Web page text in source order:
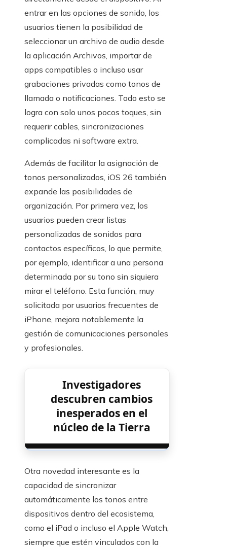
entrar en las opciones de sonido, los
usuarios tienen la posibilidad de
seleccionar un archivo de audio desde
la aplicación Archivos, importar de
apps compatibles o incluso usar
grabaciones privadas como tonos de
llamada o notificaciones. Todo esto se
logra con solo unos pocos toques, sin
requerir cables, sincronizaciones
complicadas ni software extra.
Además de facilitar la asignación de
tonos personalizados, iOS 26 también
expande las posibilidades de
organización. Por primera vez, los
usuarios pueden crear listas
personalizadas de sonidos para
contactos específicos, lo que permite,
por ejemplo, identificar a una persona
determinada por su tono sin siquiera
mirar el teléfono. Esta función, muy
solicitada por usuarios frecuentes de
iPhone, mejora notablemente la
gestión de comunicaciones personales
y profesionales.
Investigadores
descubren cambios
inesperados en el
núcleo de la Tierra
Otra novedad interesante es la
capacidad de sincronizar
automáticamente los tonos entre
dispositivos dentro del ecosistema,
como el iPad o incluso el Apple Watch,
siempre que estén vinculados con la